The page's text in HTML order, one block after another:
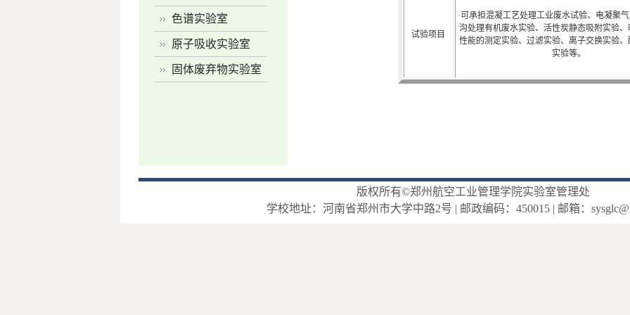
色谱实验室
原子吸收实验室
固体废弃物实验室
试验项目
· 可承担混凝工艺处理工业废水试验、电凝聚
沟处理有机废水实验、活性炭静态吸附实验
性能的测定实验、过滤实验、离子交换实验
实验等。
版权所有©郑州航空工业管理学院实验室管理处
学校地址：河南省郑州市大学中路2号 | 邮政编码：450015 | 邮箱：